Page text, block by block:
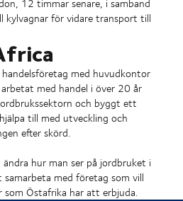
12 timmar senare, i samband
kylvagnar för vidare transport till
med huvudkontor
med handel i över 20 år
och byggt ett
till med utveckling och
efter skörd.
hur man ser på jordbruket i
med företag som vill
som Östafrika har att erbjuda.